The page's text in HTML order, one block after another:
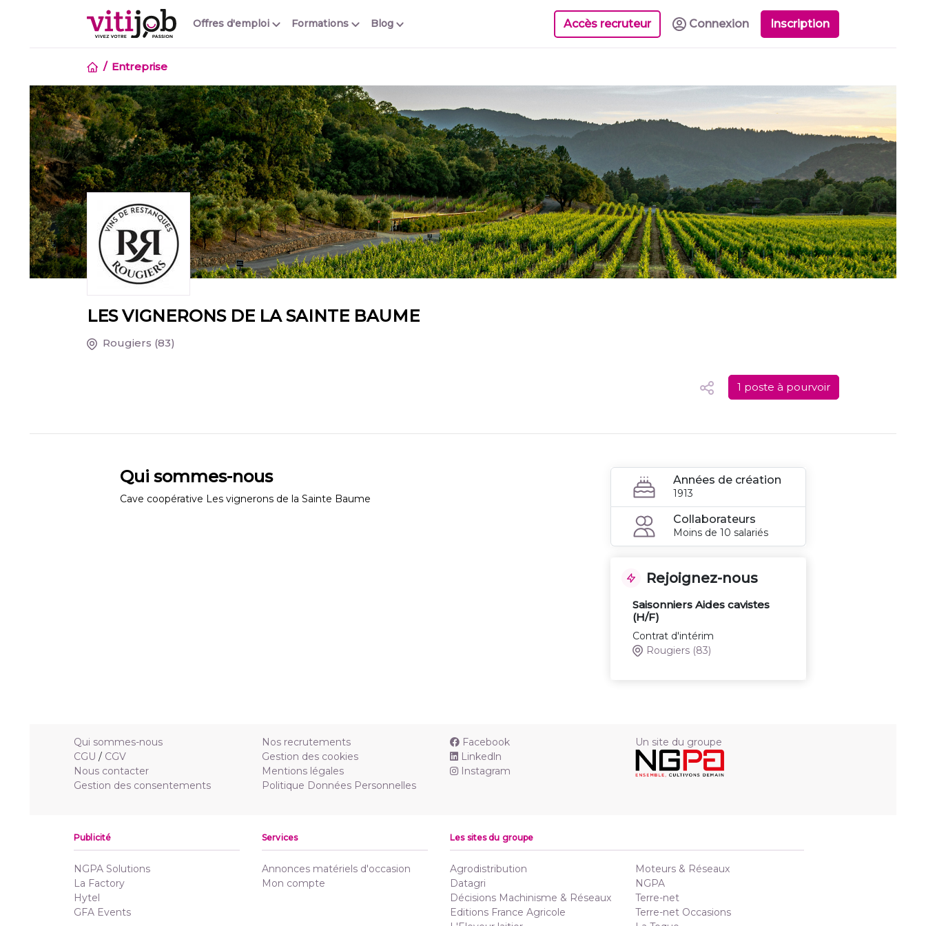
Offres d'emploi Blog
Formations Accès recruteur Connexion Inscription
Entreprise
LES VIGNERONS DE LA SAINTE BAUME
Rougiers (83)
1 poste à pourvoir
Qui sommes-nous
Cave coopérative Les vignerons de la Sainte Baume
Années de création
1913
Collaborateurs
Moins de 10 salariés
Rejoignez-nous
Saisonniers Aides cavistes
(H/F)
Contrat d'intérim
Rougiers (83)
Qui sommes-nous
CGU / CGV
Nous contacter
Gestion des consentements
Nos recrutements
Gestion des cookies
Mentions légales
Politique Données Personnelles
Facebook
Linkedln
Instagram
Un site du groupe
Publicité
NGPA Solutions
La Factory
Hytel
GFA Events
Services
Annonces matériels d'occasion
Mon compte
Les sites du groupe
Agrodistribution
Datagri
Décisions Machinisme & Réseaux
Editions France Agricole
Moteurs & Réseaux
NGPA
Terre-net
Terre-net Occasions